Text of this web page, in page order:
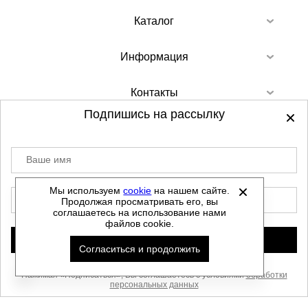
Каталог
Информация
Контакты
©2012-2026 - Sellgroup.ru - все права
защищены.
Данный сайт не является интернет магазином и
не является публичной офертой.
Политика обработки персональных данных
Автоматизировано -
Мы используемcookie на нашем сайте.
Продолжая просматривать его, вы
соглашаетесь на использование нами
файлов cookie.
Согласиться и продолжить
Подпишись на рассылку
Ваше имя
Нажимая «Подписаться», Вы соглашаетесь с условиямиобработки
персональных данных